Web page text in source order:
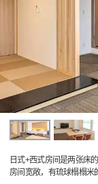
日式+西式房间是两张床
房间宽敞，有琉球榻榻米